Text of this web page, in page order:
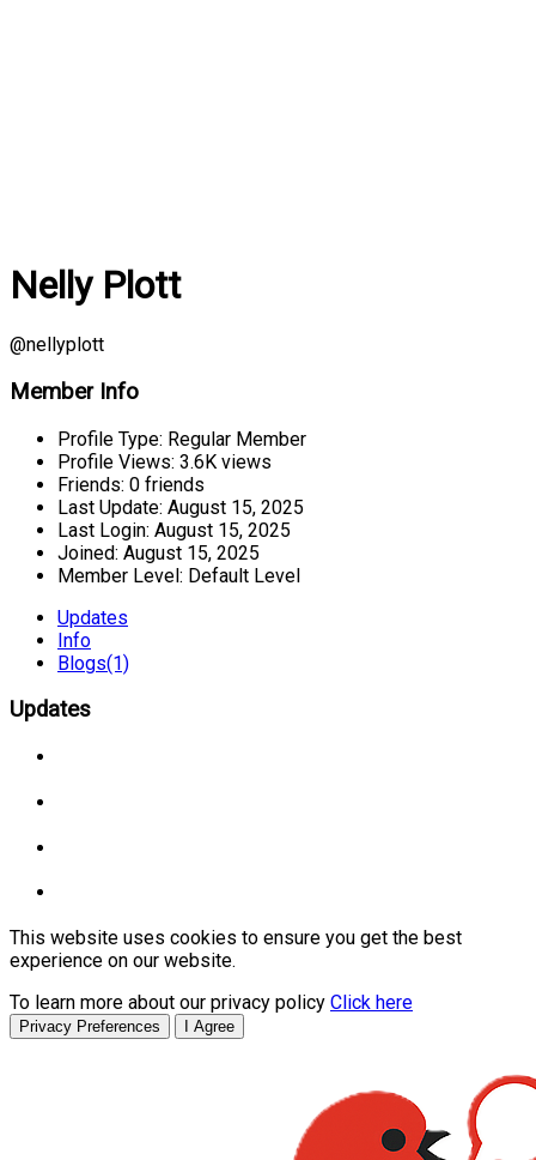
Nelly Plott
@nellyplott
Member Info
Profile Type: Regular Member
Profile Views: 3.6K views
Friends: 0 friends
Last Update: August 15, 2025
Last Login: August 15, 2025
Joined: August 15, 2025
Member Level: Default Level
Updates
Info
Blogs(1)
Updates
This website uses cookies to ensure you get the best
experience on our website.
To learn more about our privacy policy Click here
Privacy Preferences I Agree